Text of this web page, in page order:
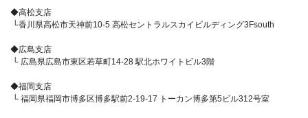
◆高松支店
└香川県高松市天神前10-5 高松セントラルスカイビルディング3Fsouth
◆広島支店
└ 広島県広島市東区若草町14-28 駅北ホワイトビル3階
◆福岡支店
└ 福岡県福岡市博多区博多駅前2-19-17 トーカン博多第5ビル312号室